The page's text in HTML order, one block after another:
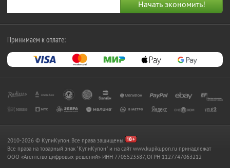
Принимаем к оплате:
2010-2026 © КупиКупон. Все права защищены.
Все права на товарный знак "КупиКупон" и на сайт www.kupikupon.ru принадлежат
OOO «Агентство цифровых решений» ИНН 7705523387, ОГРН 1127747063212